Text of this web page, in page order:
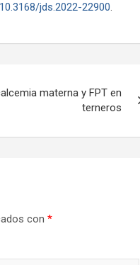
jds.2022-22900.
materna y FPT en
terneros
con *